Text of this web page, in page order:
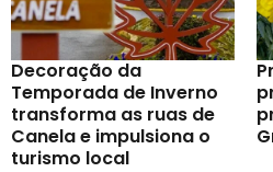
Decoração da
Temporada de Inverno
transforma as ruas de
Canela e impulsiona o
turismo local